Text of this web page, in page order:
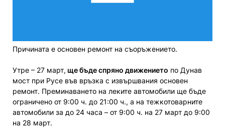
Причината е основен ремонт на съоръжението.
Утре – 27 март, ще бъде спряно движението по Дунав
мост при Русе във връзка с извършвания основен
ремонт. Преминаването на леките автомобили ще бъде
ограничено от 9:00 ч. до 21:00 ч., а на тежкотоварните
автомобили за до 24 часа – от 9:00 ч. на 27 март до 9:00
на 28 март.